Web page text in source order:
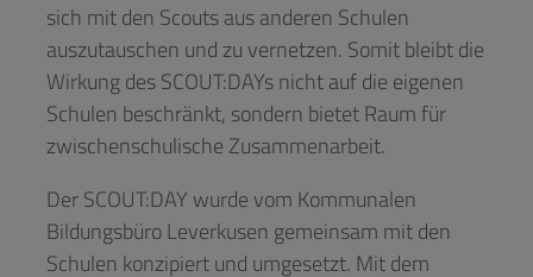
sich mit den Scouts aus anderen Schulen
auszutauschen und zu vernetzen. Somit bleibt die
Wirkung des SCOUT:DAYs nicht auf die eigenen
Schulen beschränkt, sondern bietet Raum für
zwischenschulische Zusammenarbeit.
Der SCOUT:DAY wurde vom Kommunalen
Bildungsbüro Leverkusen gemeinsam mit den
Schulen konzipiert und umgesetzt. Mit dem